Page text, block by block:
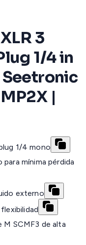
3
1/4 in
|
1/4 mono
mínima pérdida
externo
SCMF3 de alta